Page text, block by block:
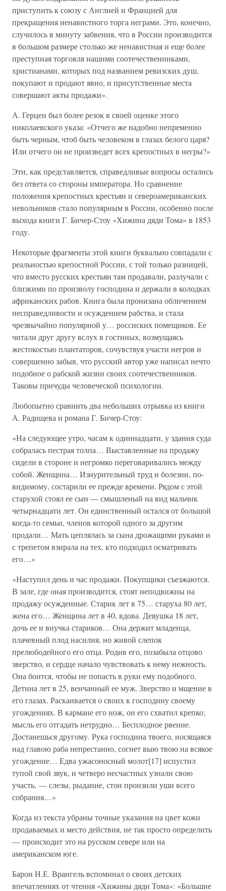
приступить к союзу с Англией и Францией для
прекращения ненавистного торга неграми. Это, конечно,
случилось в минуту забвения, что в России производится
в большом размере столько же ненавистная и еще более
преступная торговля нашими соотечественниками,
христианами, которых под названием ревизских душ,
покупают и продают явно, и присутственные места
совершают акты продажи».
А. Герцен был более резок в своей оценке этого
николаевского указа: «Отчего же надобно непременно
быть черным, чтоб быть человеком в глазах белого царя?
Или отчего он не произведет всех крепостных в негры?»
Эти, как представляется, справедливые вопросы остались
без ответа со стороны императора. Но сравнение
положения крепостных крестьян и североамериканских
невольников стало популярным в России, особенно после
выхода книги Г. Бичер-Стоу «Хижина дяди Тома» в 1853
году.
Некоторые фрагменты этой книги буквально совпадали с
реальностью крепостной России, с той только разницей,
что вместо русских крестьян там продавали, разлучали с
близкими по произволу господина и держали в колодках
африканских рабов. Книга была пронизана обличением
несправедливости и осуждением рабства, и стала
чрезвычайно популярной у… россиских помещиков. Ее
читали друг другу вслух в гостиных, возмущаясь
жестокостью плантаторов, сочувствуя участи негров и
совершенно забыв, что русский автор уже написал нечто
подобное о рабской жизни своих соотечественников.
Таковы причуды человеческой психологии.
Любопытно сравнить два небольших отрывка из книги
А. Радищева и романа Г. Бичер-Стоу:
«На следующее утро, часам к одиннадцати, у здания суда
собралась пестрая толпа… Выставленные на продажу
сидели в стороне и негромко переговаривались между
собой. Женщина… Изнурительный труд и болезни, по-
видимому, состарили ее прежде времени. Рядом с этой
старухой стоял ее сын — смышленый на вид мальчик
четырнадцати лет. Он единственный остался от большой
когда-то семьи, членов которой одного за другим
продали… Мать цеплялась за сына дрожащими руками и
с трепетом взирала на тех, кто подходил осматривать
его…»
«Наступил день и час продажи. Покупщики съезжаются.
В зале, где оная производится, стоят неподвижны на
продажу осужденные. Старик лет в 75… старуха 80 лет,
жена его… Женщина лет в 40, вдова. Девушка 18 лет,
дочь ее и внучка стариков… Она держит младенца,
плачевный плод насилия, но живой слепок
прелюбодейного его отца. Родив его, позабыла отцово
зверство, и сердце начало чувствовать к нему нежность.
Она боится, чтобы не попасть в руки ему подобного.
Детина лет в 25, венчанный ее муж. Зверство и мщение в
его глазах. Раскаивается о своих к господину своему
угождениях. В кармане его нож, он его схватил крепко;
мысль его отгадать нетрудно… Бесплодное рвение.
Достанешься другому. Рука господина твоего, носящаяся
над главою раба непрестанно, согнет выю твою на всякое
угождение… Едва ужасоносный молот[17] испустил
тупой свой звук, и четверо несчастных узнали свою
участь, — слезы, рыдание, стон пронзили уши всего
собрания…»
Когда из текста убраны точные указания на цвет кожи
продаваемых и место действия, не так просто определить
— происходит это на русском севере или на
американском юге.
Барон Н.Е. Врангель вспоминал о своих детских
впечатлениях от чтения «Хижины дяди Тома»: «Большие